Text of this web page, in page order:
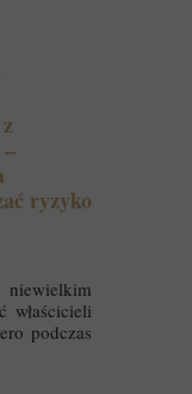
ryzyko
właścicieli
podczas